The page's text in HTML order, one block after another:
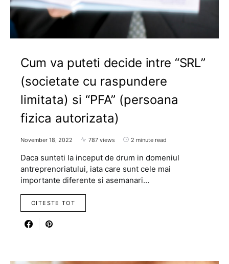
Cum va puteti decide intre “SRL”
(societate cu raspundere
limitata) si “PFA” (persoana
fizica autorizata)
November 18, 2022 787 views 2 minute read
Daca sunteti la inceput de drum in domeniul
antreprenoriatului, iata care sunt cele mai
importante diferente si asemanari…
CITESTE TOT